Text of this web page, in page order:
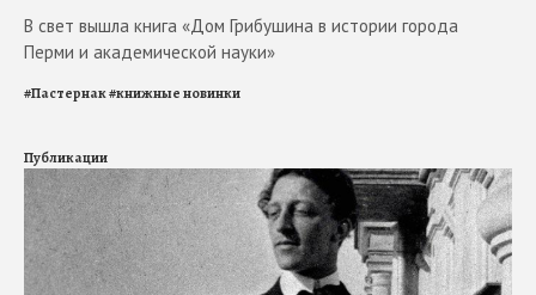
В свет вышла книга «Дом Грибушина в истории города
Перми и академической науки»
#Пастернак#книжные новинки
Публикации